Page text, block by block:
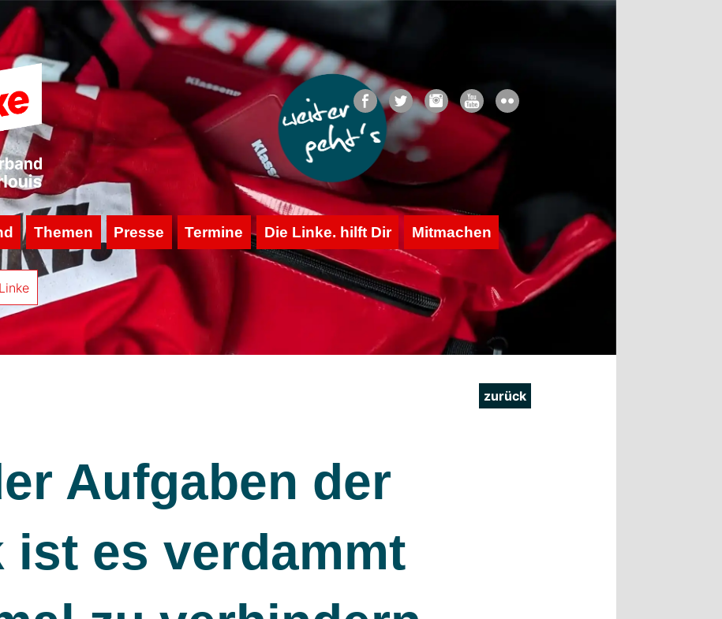
Themen Presse Termine Die Linke. hilft Dir Mitmachen
zurück
Aufgaben der
ist es verdammt